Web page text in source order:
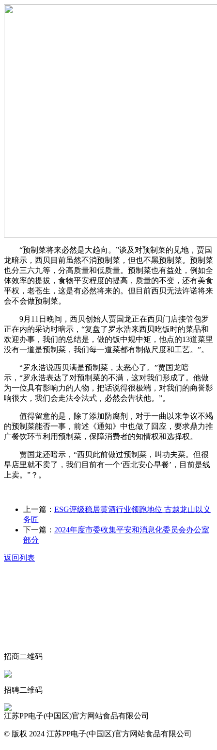
“预制菜将来必然是大趋向。”谈及对预制菜的见地，贾国
龙暗示，西贝目前虽然不消预制菜，但也不黑预制菜。预制菜
也分三六九等，分高质量和低质量。预制菜也有益处，例如全
体效率的提拔，食物平安程度的提高，质量的不变，还有美食
平权，老苍生，这是有必然将来的。但目前西贝无法许诺将来
会不会做预制菜。
9月11日晚间，西贝创始人贾国龙正在西贝门店接管包罗
正在内的采访时暗示，“复盘了罗永浩来西贝吃饭时的菜品和
欢迎办事，我们的总结是，做的饭中规中矩，他点的13道菜里
没有一道是预制菜，我们每一道菜都有制做尺度和工艺。”。
“罗永浩说西贝满是预制菜，太恶心了。”贾国龙暗
示，“罗永浩表达了对预制菜的不满，这对我们形成了。他做
为一位具有影响力的人物，把话说得很极端，对我们的商誉影
响很大，我们会走法令法式，必然会告状他。”。
值得留意的是，除了添加防腐剂，对于一曲以来争议不竭
的预制菜能否一事，前述《通知》中也做了回应，要求鼎力推
广餐饮环节利用预制菜，保障消费者的知情权和选择权。
贾国龙还暗示，“西贝此前做过预制菜，叫功夫菜。但很
早店里就不卖了，我们目前有一个‘西北安心早餐’，目前是线
上卖。”？。
上一篇： ESG评级稳居黄酒行业领跑地位 古越龙山以义
务匠
下一篇： 2024年度市委收集平安和消息化委员会办公室
部分
返回列表
招商二维码
招聘二维码
江苏PP电子(中国区)官方网站食品有限公司
© 版权 2024 江苏PP电子(中国区)官方网站食品有限公司